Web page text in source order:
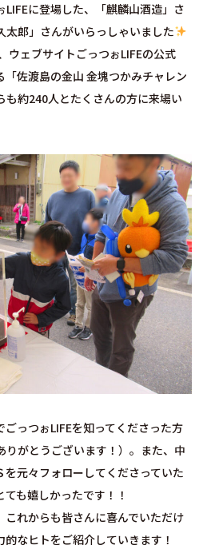
に登場した、「麒麟山酒造」さ
太郎」さんがいらっしゃいました
ェブサイトごっつぉLIFEの公式
「佐渡島の金山 金塊つかみチャレン
も約240人とたくさんの方に来場い
っつぉLIFEを知ってくださった方
りがとうございます！）。また、中
を元々フォローしてくださっていた
も嬉しかったです！！
これからも皆さんに喜んでいただけ
なヒトをご紹介していきます！